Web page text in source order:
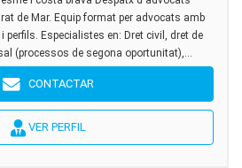
de Mar. Equip format per advocats amb
perfils. Especialistes en: Dret civil, dret de
(processos de segona oportunitat),...
CONTACTAR
VER PERFIL